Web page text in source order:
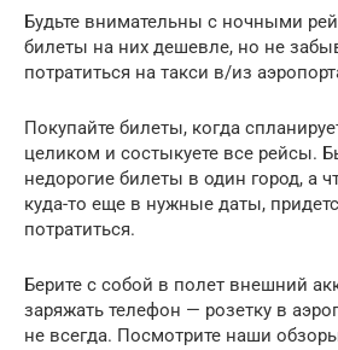
Будьте внимательны с ночными
билеты на них дешевле, но не
потратиться на такси в/из
Покупайте билеты, когда
целиком и состыкуете все рейсы.
недорогие билеты в один город, а
куда-то еще в нужные даты,
потратиться.
Берите с собой в полет внешний
заряжать телефон — розетку в
не всегда. Посмотрите наши